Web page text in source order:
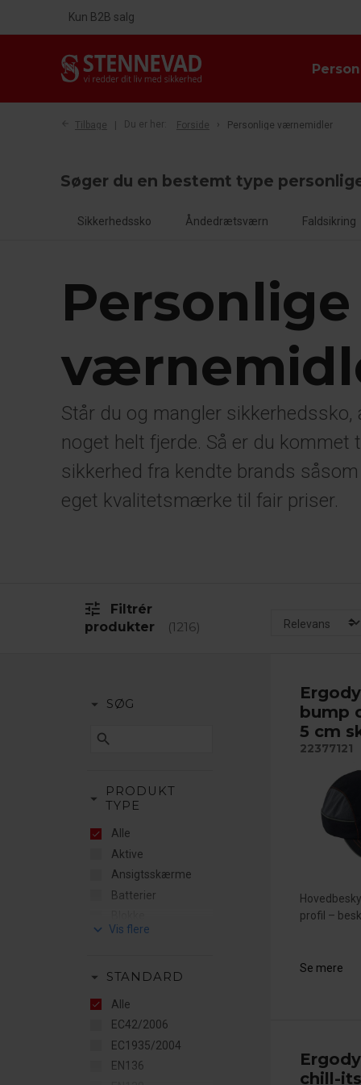
Kun B2B salg
Tilbage Du er her: Forside Personlige værnemidler
Søger du en bestemt type
Sikkerhedssko Åndedrætsværn Faldsikring
Personlige
Står du og mangler
noget helt fjerde. Så er du
sikkerhed fra kendte brands
eget kvalitetsmærke til fair priser.
tune
Filtrér
produkter
1216
bump
5 cm
22377121
profil –
Se mere
chill-
arrow_drop_down SØG
search
arrow_drop_down
PRODUKT
TYPE
Alle
Aktive
Ansigtsskærme
Batterier
Briller
Dispensere
Dispensere &
stationer
Dot
Dragt & overtræk
tilbehør
keyboard_arrow_down
arrow_drop_down STANDARD
Alle
EC42/2006
EC1935/2004
EN136